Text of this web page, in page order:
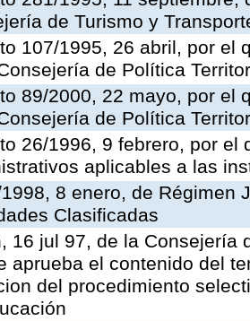
de Turismo y
107/1995, 26 abril, por el
de Política
89/2000, 22 mayo, por el
de Política
26/1996, 9 febrero, por
aplicables a las
8 enero, de Régimen
Clasificadas
16 jul 97, de la Consejería
aprueba el contenido del
del procedimiento